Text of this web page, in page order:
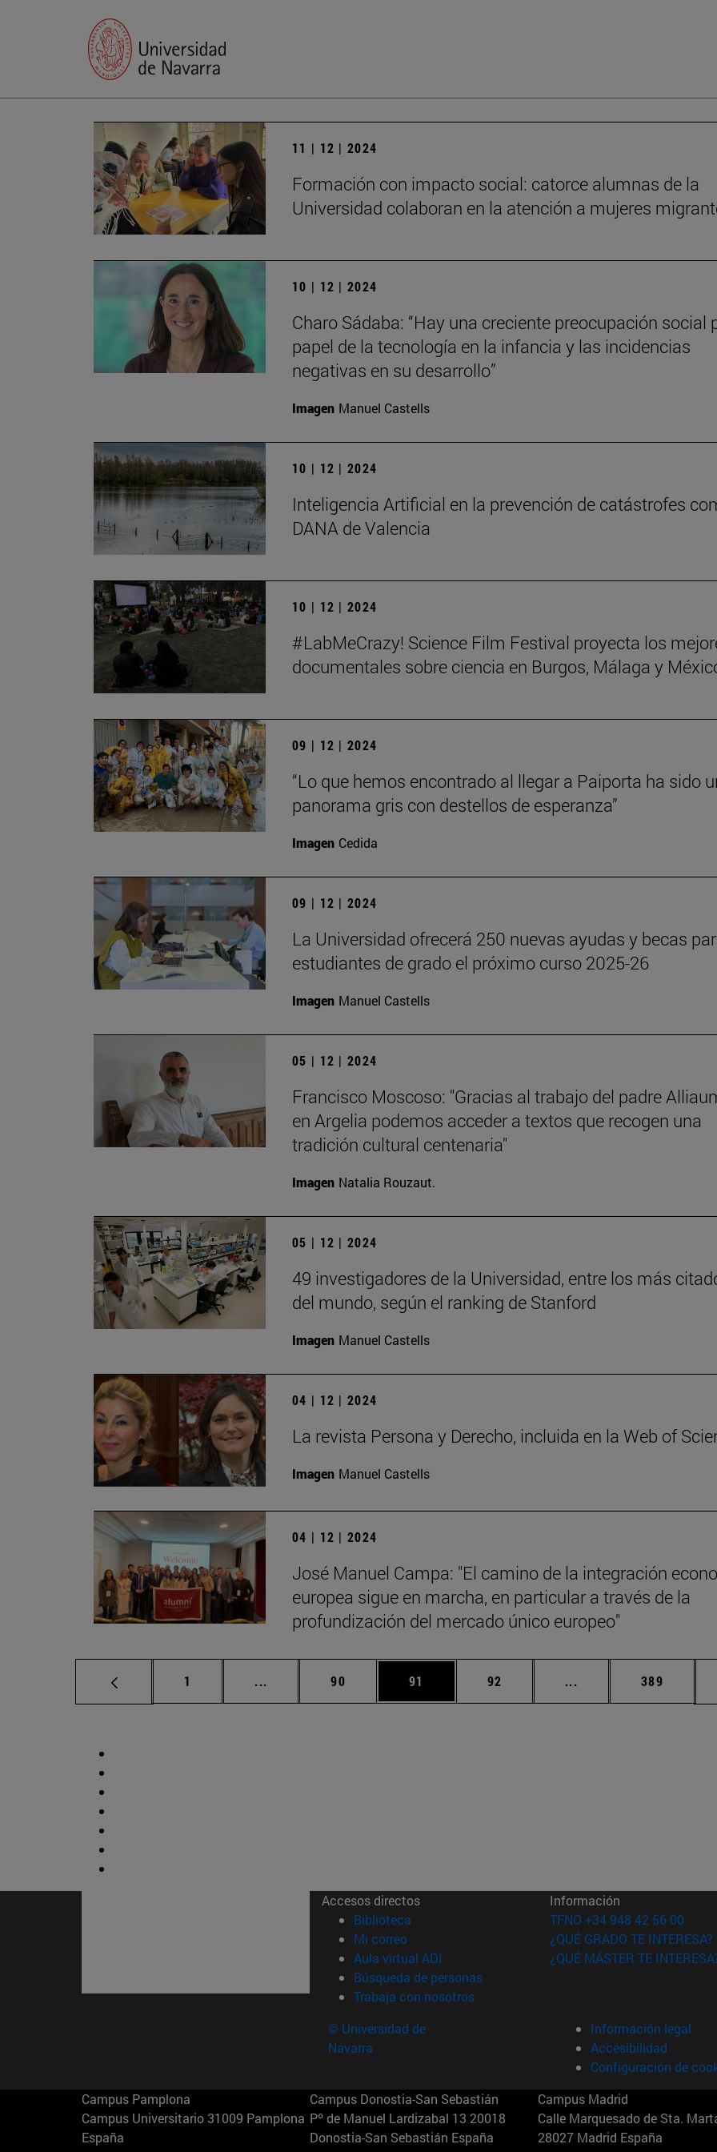
11 | 12 | 2024
Formación con impacto social: catorce alumnas de la
Universidad colaboran en la atención a mujeres
10 | 12 | 2024
Charo Sádaba: “Hay una creciente preocupación social
papel de la tecnología en la infancia y las incidencias
negativas en su desarrollo”
Imagen Manuel Castells
10 | 12 | 2024
Inteligencia Artificial en la prevención de catástrofes
DANA de Valencia
10 | 12 | 2024
#LabMeCrazy! Science Film Festival proyecta los
documentales sobre ciencia en Burgos, Málaga y
09 | 12 | 2024
“Lo que hemos encontrado al llegar a Paiporta ha sido
panorama gris con destellos de esperanza”
Imagen Cedida
09 | 12 | 2024
La Universidad ofrecerá 250 nuevas ayudas y becas
estudiantes de grado el próximo curso 2025-26
Imagen Manuel Castells
05 | 12 | 2024
Francisco Moscoso: "Gracias al trabajo del padre
en Argelia podemos acceder a textos que recogen una
tradición cultural centenaria"
Imagen Natalia Rouzaut.
05 | 12 | 2024
49 investigadores de la Universidad, entre los más
del mundo, según el ranking de Stanford
Imagen Manuel Castells
04 | 12 | 2024
La revista Persona y Derecho, incluida en la Web of
Imagen Manuel Castells
04 | 12 | 2024
José Manuel Campa: "El camino de la integración
europea sigue en marcha, en particular a través de la
profundización del mercado único europeo"
Página
1 ... Páginas intermedias Use TAB para desplazarse.
Página
90 Página
91 Página
92 ... Páginas intermedias
Página
389
Accesos directos
Biblioteca (abre en nueva ventana)
Mi correo(abre en nueva ventana)
Aula virtual ADI (abre en nueva ventana)
Búsqueda de personas(abre en nueva ventana)
Trabaja con nosotros(abre en nueva ventana)
Información
TFNO +34 948 42 56 00
¿QUÉ GRADO TE INTERESA?
¿QUÉ MÁSTER TE
© Universidad de
Navarra
Información legal
Accesibilidad
Configuración de
Campus Pamplona
Campus Universitario 31009 Pamplona
España
Campus Donostia-San Sebastián
Pº de Manuel Lardizabal 13 20018
Donostia-San Sebastián España
Campus Madrid
Calle Marquesado de Sta.
28027 Madrid España